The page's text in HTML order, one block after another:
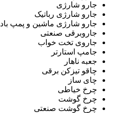
جارو شارژی
جارو شارژی رباتیک
جارو شارژی ماشین و پمپ باد
جاروبرقی صنعتی
جاروی تخت خواب
جامپ استارتر
جعبه ناهار
چاقو تیزکن برقی
چای ساز
چرخ خیاطی
چرخ گوشت
چرخ گوشت صنعتی